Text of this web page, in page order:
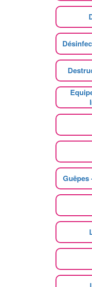
Guêpes